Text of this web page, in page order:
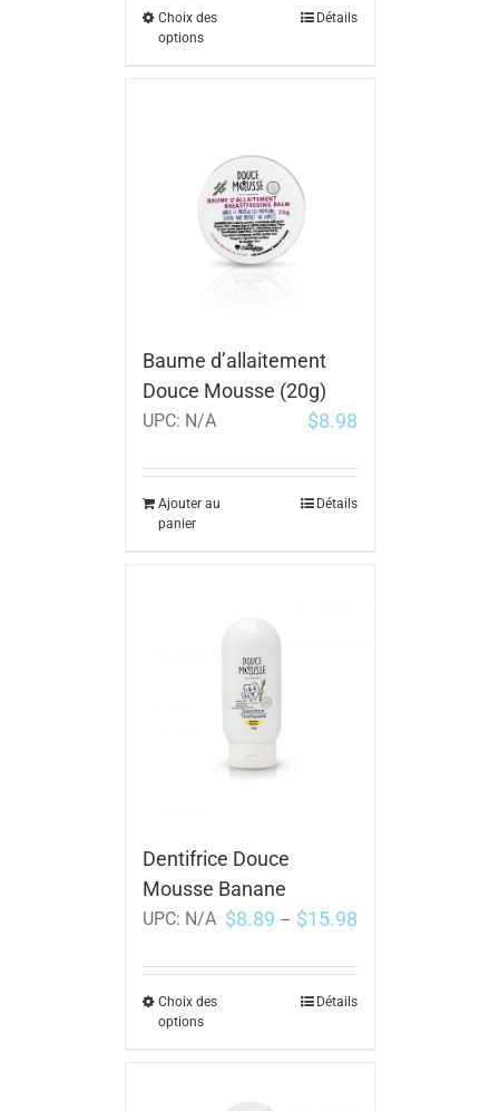
Choix des
options
Détails
Baume d’allaitement
Douce Mousse (20g)
UPC: N/A $8.98
Ajouter au
panier
Détails
Dentifrice Douce
Mousse Banane
UPC: N/A $8.89 – $15.98
Choix des
options
Détails